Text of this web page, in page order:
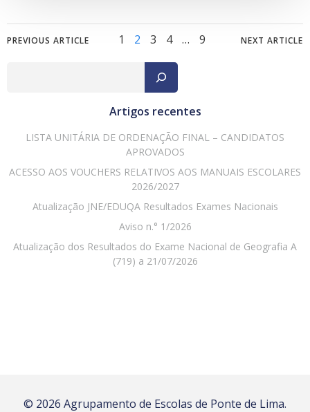
Posts
PREVIOUS ARTICLE
Posts
navigation
Page
1 Page
2 Page
3 Page
4 … Page
9
Posts
NEXT ARTICLE
Artigos recentes
LISTA UNITÁRIA DE ORDENAÇÃO FINAL – CANDIDATOS
APROVADOS
ACESSO AOS VOUCHERS RELATIVOS AOS MANUAIS ESCOLARES
2026/2027
Atualização JNE/EDUQA Resultados Exames Nacionais
Aviso n.° 1/2026
Atualização dos Resultados do Exame Nacional de Geografia A
(719) a 21/07/2026
© 2026 Agrupamento de Escolas de Ponte de Lima.